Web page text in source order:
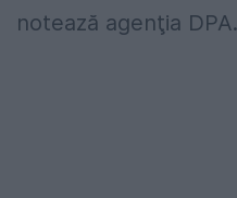
notează agenţia DPA.